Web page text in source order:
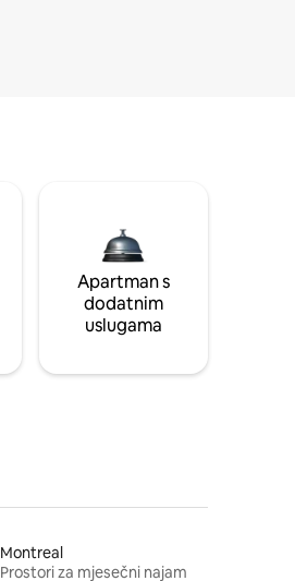
Apartman s
dodatnim
uslugama
Montreal
Prostori za mjesečni najam